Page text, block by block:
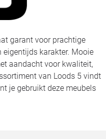
garant voor prachtige
eigentijds karakter. Mooie
aandacht voor kwaliteit,
van Loods 5 vindt
je gebruikt deze meubels